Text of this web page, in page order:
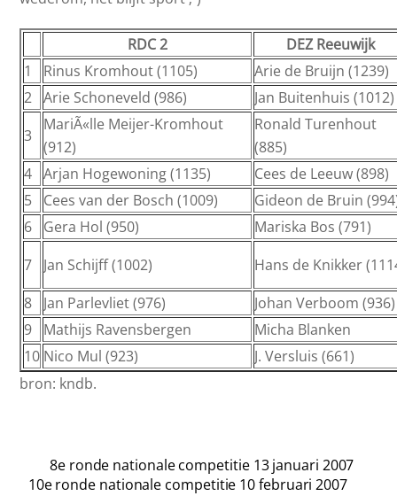
RDC 2
DEZ Reeuwijk
1
Rinus Kromhout (1105)
Arie de Bruijn (1239)
2
Arie Schoneveld (986)
Jan Buitenhuis (1012)
3
MariÃ«lle Meijer-Kromhout
(912)
Ronald Turenhout
(885)
4
Arjan Hogewoning (1135)
Cees de Leeuw (898)
5
Cees van der Bosch (1009)
Gideon de Bruin
6
Gera Hol (950)
Mariska Bos (791)
7
Jan Schijff (1002)
Hans de Knikker
8
Jan Parlevliet (976)
Johan Verboom (936)
9
Mathijs Ravensbergen
Micha Blanken
10 Nico Mul (923)
J. Versluis (661)
bron: kndb.
8e ronde nationale competitie 13 januari 2007
10e ronde nationale competitie 10 februari 2007